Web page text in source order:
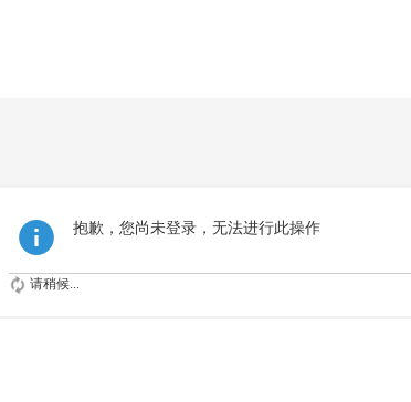
抱歉，您尚未登录，无法进行此操作
请稍候...